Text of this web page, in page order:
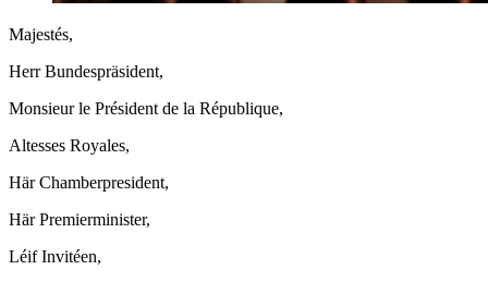
Majestés,
Herr Bundespräsident,
Monsieur le Président de la République,
Altesses Royales,
Här Chamberpresident,
Här Premierminister,
Léif Invitéen,